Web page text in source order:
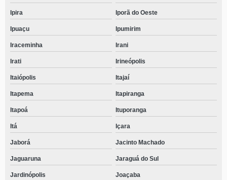
Ipira Iporã do Oeste
Ipuaçu Ipumirim
Iraceminha Irani
Irati Irineópolis
Itaiópolis Itajaí
Itapema Itapiranga
Itapoá Ituporanga
Itá Içara
Jaborá Jacinto Machado
Jaguaruna Jaraguá do Sul
Jardinópolis Joaçaba